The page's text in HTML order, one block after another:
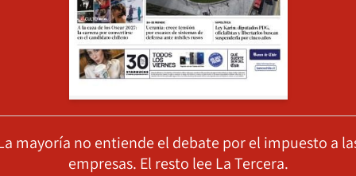
mayoría no entiende el debate por el impuesto a
empresas. El resto lee La Tercera.